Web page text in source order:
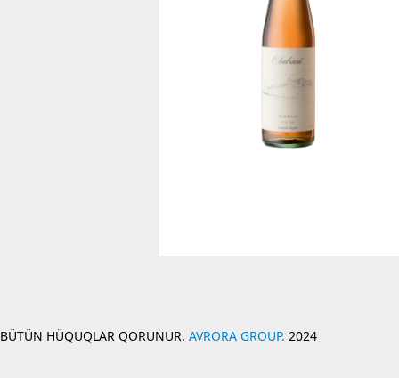
BÜTÜN HÜQUQLAR QORUNUR. AVRORA GROUP. 2024